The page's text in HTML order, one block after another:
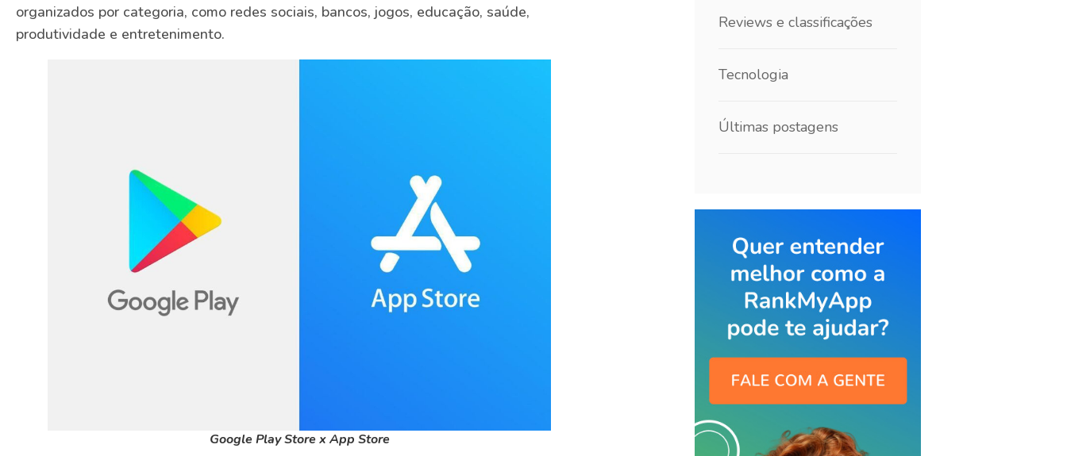
organizados por categoria, como redes sociais, bancos, jogos, educação, saúde,
produtividade e entretenimento.
Google Play Store x App Store
Reviews e classificações
Tecnologia
Últimas postagens